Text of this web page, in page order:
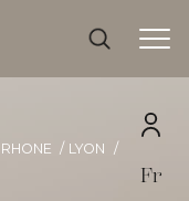
Fr
RHONE
LYON